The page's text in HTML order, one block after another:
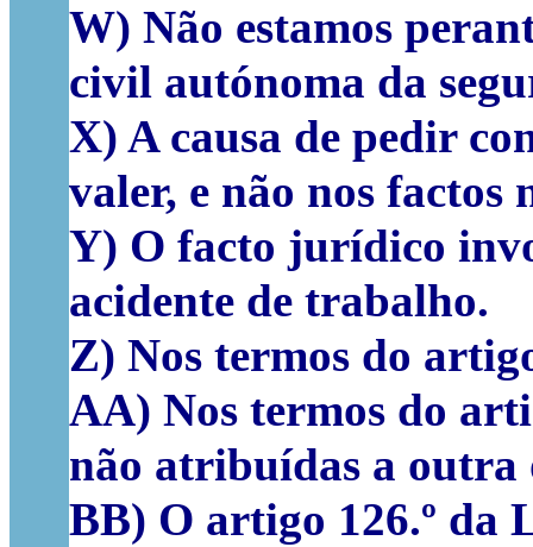
W) Não estamos
civil autónoma da
X) A causa de pedir
valer, e não nos factos
Y) O facto jurídico
acidente de trabalho.
Z) Nos termos do
AA) Nos termos do
não atribuídas a outra
BB) O artigo 126.º da